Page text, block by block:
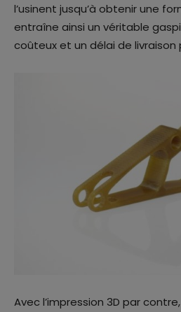
l’usinent jusqu’à obtenir une
entraîne ainsi un véritable
coûteux et un délai de livraison
Avec l’impression 3D par